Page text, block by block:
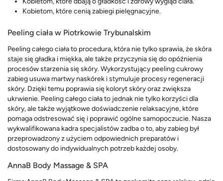
Kobietom, które cenią zabiegi pielęgnacyjne.
Peeling ciała w Piotrkowie Trybunalskim
Peeling całego ciała to procedura, która nie tylko sprawia, że skóra
staje się gładka i miękka, ale także przyczynia się do opóźnienia
procesów starzenia się skóry. Wykorzystujący peeling cukrowy
zabieg usuwa martwy naskórek i stymuluje procesy regeneracji
skóry. Dzięki temu poprawia się koloryt skóry oraz zwiększa
ukrwienie. Peeling całego ciała to jednak nie tylko korzyści dla
skóry, ale także wyjątkowe doświadczenie relaksacyjne, które
pomaga odstresować się i poprawić ogólne samopoczucie. Nasza
wykwalifikowana kadra specjalistów zadba o to, aby zabieg był
przeprowadzony z użyciem odpowiednich preparatów i
dostosowany do indywidualnych potrzeb każdej osoby.
AnnaB Body Massage & SPA